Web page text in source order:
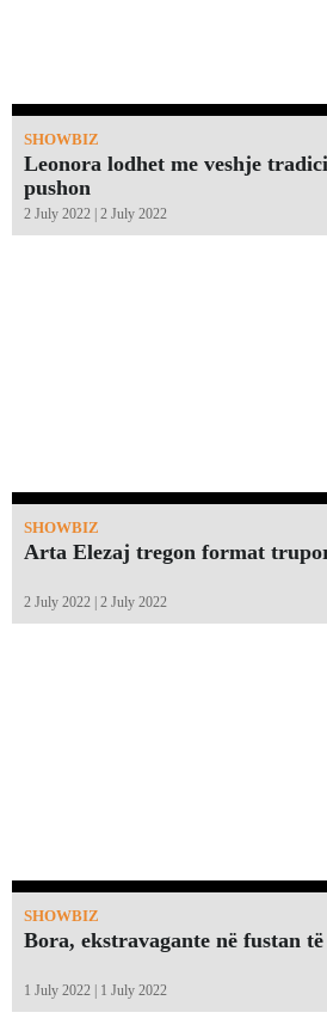
SHOWBIZ
Leonora lodhet me veshje
pushon
2 July 2022 | 2 July 2022
SHOWBIZ
Arta Elezaj tregon format
2 July 2022 | 2 July 2022
SHOWBIZ
Bora, ekstravagante në fustan
1 July 2022 | 1 July 2022